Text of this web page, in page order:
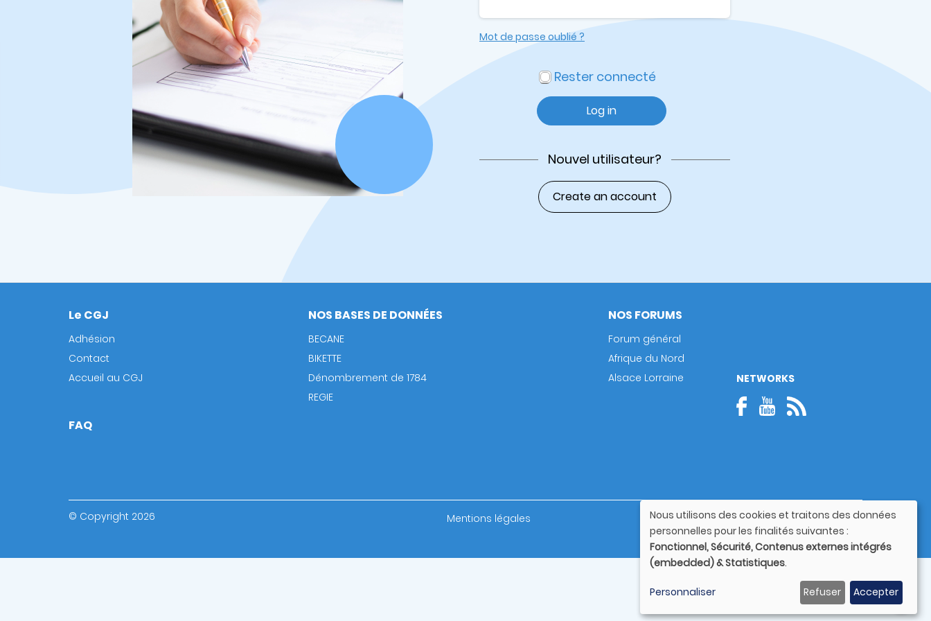
Rester connecté
Log in
Mot de passe oublié ?
Nouvel utilisateur?
Create an account
Footer
Le CGJ
Adhésion
Contact
Accueil au CGJ
NOS BASES DE DONNÉES
BECANE
BIKETTE
Dénombrement de 1784
REGIE
NOS FORUMS
Forum général
Afrique du Nord
Alsace Lorraine
FAQ
NETWORKS
© Copyright 2026
bottom
Mentions légales Guide utilisateur
Utilisation
des
données
personnelles
et
cookies
Nous utilisons des cookies et traitons des données
personnelles pour les finalités suivantes :
Fonctionnel, Sécurité, Contenus externes intégrés
(embedded) & Statistiques.
Personnaliser Refuser Accepter